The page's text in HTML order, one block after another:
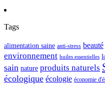
Tags
alimentation saine anti-stress beauté
environnement huiles essentielles
sain nature produits naturels
écologique écologie économie